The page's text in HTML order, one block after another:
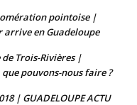
pointoise |
arrive en Guadeloupe
Trois-Rivières |
pouvons-nous faire ?
| GUADELOUPE ACTU